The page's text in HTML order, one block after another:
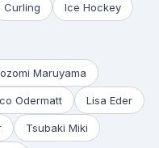
Curling Ice Hockey
Maruyama
Odermatt Lisa Eder
Tsubaki Miki